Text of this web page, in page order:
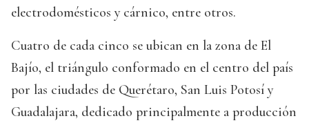
electrodomésticos y cárnico, entre otros.
Cuatro de cada cinco se ubican en la zona de El
Bajío, el triángulo conformado en el centro del país
por las ciudades de Querétaro, San Luis Potosí y
Guadalajara, dedicado principalmente a producción